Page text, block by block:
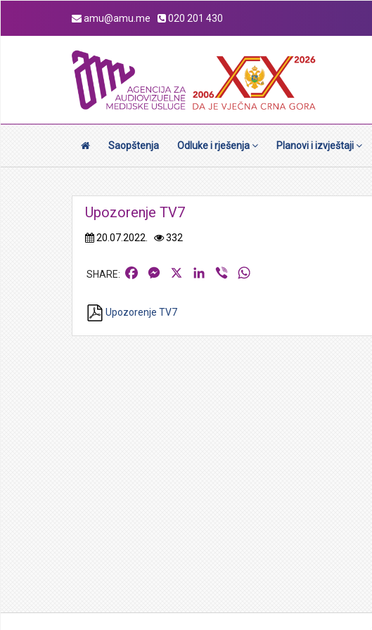
amu@amu.me 020 201 430
Saopštenja Odluke i rješenja Planovi i izvještaji
Upozorenje TV7
20.07.2022. 332
FacebookMessengerLinkedIn
Viber
Upozorenje TV7